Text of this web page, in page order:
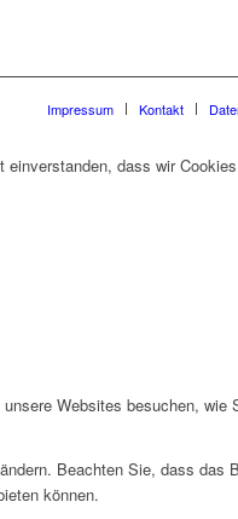
Impressum Kontakt
dass wir Cookies
Websites besuchen, wie
Beachten Sie, dass das
können.